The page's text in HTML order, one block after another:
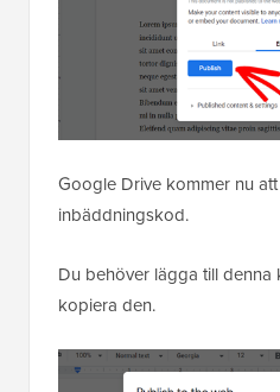
Google Drive kommer nu
inbäddningskod.
Du behöver lägga till denna
kopiera den.